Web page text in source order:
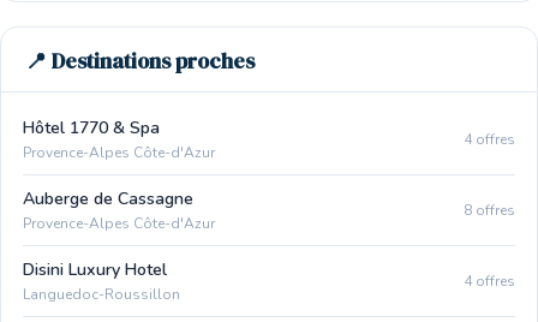
📍 Destinations proches
Hôtel 1770 & Spa
Provence-Alpes Côte-d'Azur
4 offres
Auberge de Cassagne
Provence-Alpes Côte-d'Azur
8 offres
Disini Luxury Hotel
Languedoc-Roussillon
4 offres